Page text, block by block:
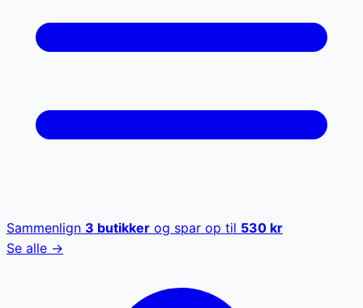
Sammenlign 3 butikker og spar op til 530 kr
Se alle →